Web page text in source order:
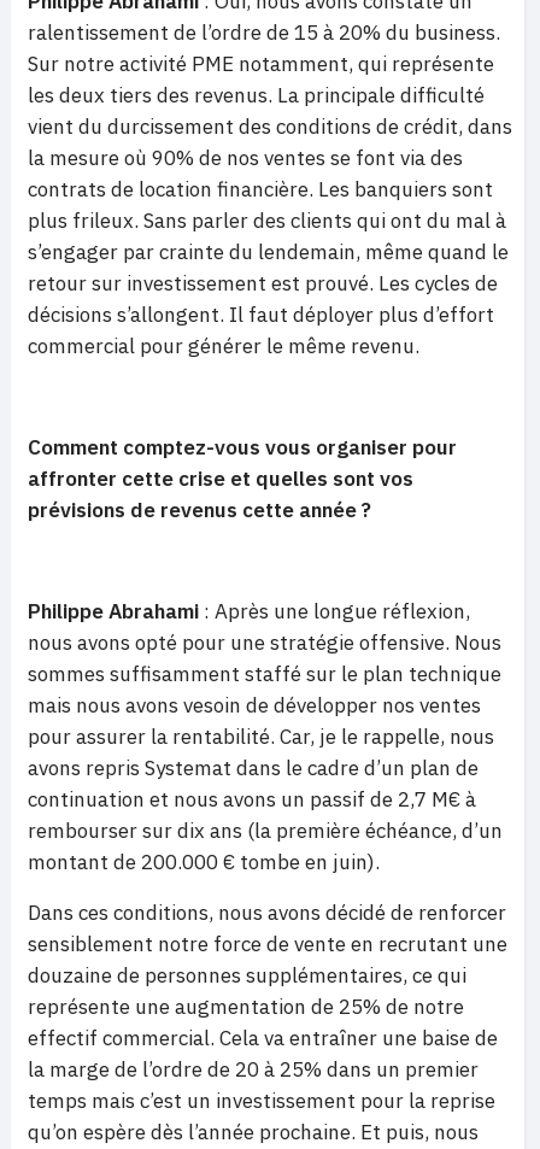
ralentissement de l’ordre de 15 à 20% du business.
Sur notre activité PME notamment, qui représente
les deux tiers des revenus. La principale difficulté
vient du durcissement des conditions de crédit, dans
la mesure où 90% de nos ventes se font via des
contrats de location financière. Les banquiers sont
plus frileux. Sans parler des clients qui ont du mal à
s’engager par crainte du lendemain, même quand le
retour sur investissement est prouvé. Les cycles de
décisions s’allongent. Il faut déployer plus d’effort
commercial pour générer le même revenu.
Comment comptez-vous vous organiser pour
affronter cette crise et quelles sont vos
prévisions de revenus cette année ?
Philippe Abrahami : Après une longue réflexion,
nous avons opté pour une stratégie offensive. Nous
sommes suffisamment staffé sur le plan technique
mais nous avons vesoin de développer nos ventes
pour assurer la rentabilité. Car, je le rappelle, nous
avons repris Systemat dans le cadre d’un plan de
continuation et nous avons un passif de 2,7 M€ à
rembourser sur dix ans (la première échéance, d’un
montant de 200.000 € tombe en juin).
Dans ces conditions, nous avons décidé de renforcer
sensiblement notre force de vente en recrutant une
douzaine de personnes supplémentaires, ce qui
représente une augmentation de 25% de notre
effectif commercial. Cela va entraîner une baise de
la marge de l’ordre de 20 à 25% dans un premier
temps mais c’est un investissement pour la reprise
qu’on espère dès l’année prochaine. Et puis, nous